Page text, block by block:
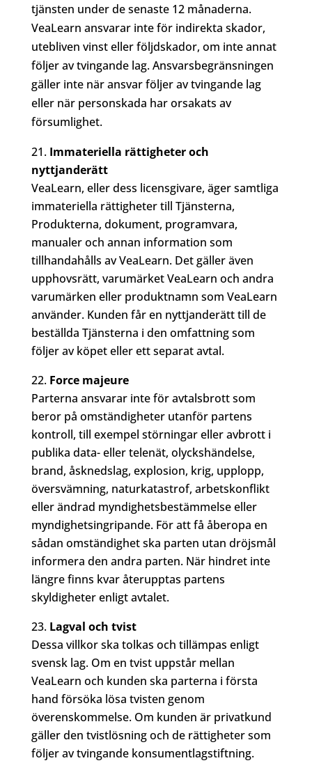
tjänsten under de senaste 12 månaderna.
VeaLearn ansvarar inte för indirekta skador,
utebliven vinst eller följdskador, om inte annat
följer av tvingande lag. Ansvarsbegränsningen
gäller inte när ansvar följer av tvingande lag
eller när personskada har orsakats av
försumlighet.
Immateriella rättigheter och
nyttjanderätt
VeaLearn, eller dess licensgivare, äger samtliga
immateriella rättigheter till Tjänsterna,
Produkterna, dokument, programvara,
manualer och annan information som
tillhandahålls av VeaLearn. Det gäller även
upphovsrätt, varumärket VeaLearn och andra
varumärken eller produktnamn som VeaLearn
använder. Kunden får en nyttjanderätt till de
beställda Tjänsterna i den omfattning som
följer av köpet eller ett separat avtal.
Force majeure
Parterna ansvarar inte för avtalsbrott som
beror på omständigheter utanför partens
kontroll, till exempel störningar eller avbrott i
publika data- eller telenät, olyckshändelse,
brand, åsknedslag, explosion, krig, upplopp,
översvämning, naturkatastrof, arbetskonflikt
eller ändrad myndighetsbestämmelse eller
myndighetsingripande. För att få åberopa en
sådan omständighet ska parten utan dröjsmål
informera den andra parten. När hindret inte
längre finns kvar återupptas partens
skyldigheter enligt avtalet.
Lagval och tvist
Dessa villkor ska tolkas och tillämpas enligt
svensk lag. Om en tvist uppstår mellan
VeaLearn och kunden ska parterna i första
hand försöka lösa tvisten genom
överenskommelse. Om kunden är privatkund
gäller den tvistlösning och de rättigheter som
följer av tvingande konsumentlagstiftning.